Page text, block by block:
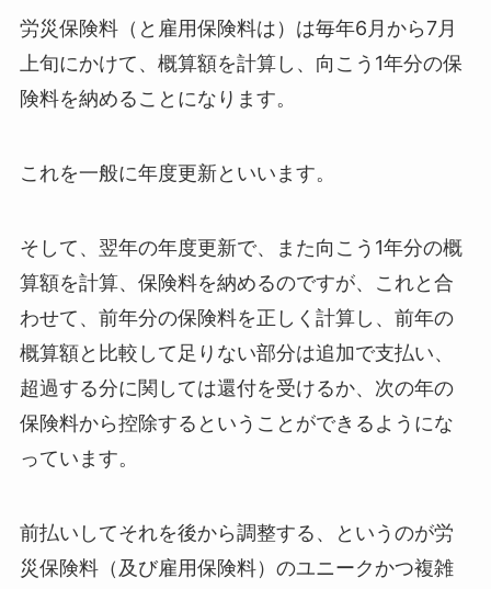
労災保険料（と雇用保険料は）は毎年6月から7月
上旬にかけて、概算額を計算し、向こう1年分の保
険料を納めることになります。
これを一般に年度更新といいます。
そして、翌年の年度更新で、また向こう1年分の概
算額を計算、保険料を納めるのですが、これと合
わせて、前年分の保険料を正しく計算し、前年の
概算額と比較して足りない部分は追加で支払い、
超過する分に関しては還付を受けるか、次の年の
保険料から控除するということができるようにな
っています。
前払いしてそれを後から調整する、というのが労
災保険料（及び雇用保険料）のユニークかつ複雑